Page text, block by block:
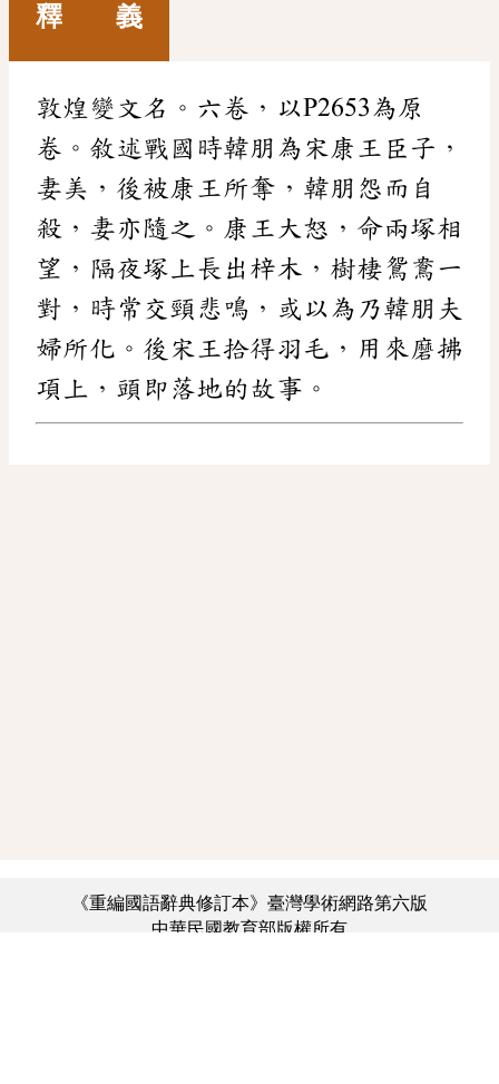
釋 義
敦煌變文名。六卷，以P2653為原
卷。敘述戰國時韓朋為宋康王臣子，
妻美，後被康王所奪，韓朋怨而自
殺，妻亦隨之。康王大怒，命兩塚相
望，隔夜塚上長出梓木，樹棲鴛鴦一
對，時常交頸悲鳴，或以為乃韓朋夫
婦所化。後宋王拾得羽毛，用來磨拂
項上，頭即落地的故事。
《重編國語辭典修訂本》臺灣學術網路第六版
中華民國教育部版權所有